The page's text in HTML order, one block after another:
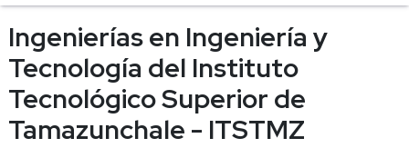
Ingenierías en Ingeniería y
Tecnología del Instituto
Tecnológico Superior de
Tamazunchale - ITSTMZ